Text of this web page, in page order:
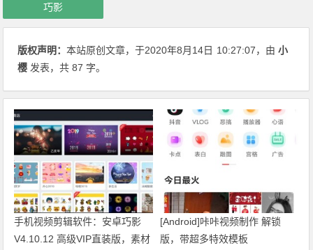
巧影
版权声明：本站原创文章，于2020年8月14日 10:27:07，由小
樱 发表，共 87 字。
手机视频剪辑软件：安卓巧影
V4.10.12 高级VIP直装版，素材
[Android]咔咔视频制作 解锁
版，带超多特效模板